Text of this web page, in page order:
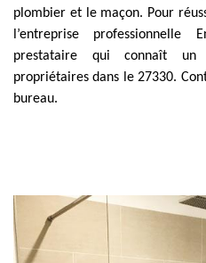
plombier et le maçon. Pour
l’entreprise
prestataire qui connaît un
propriétaires dans le 27330.
bureau.